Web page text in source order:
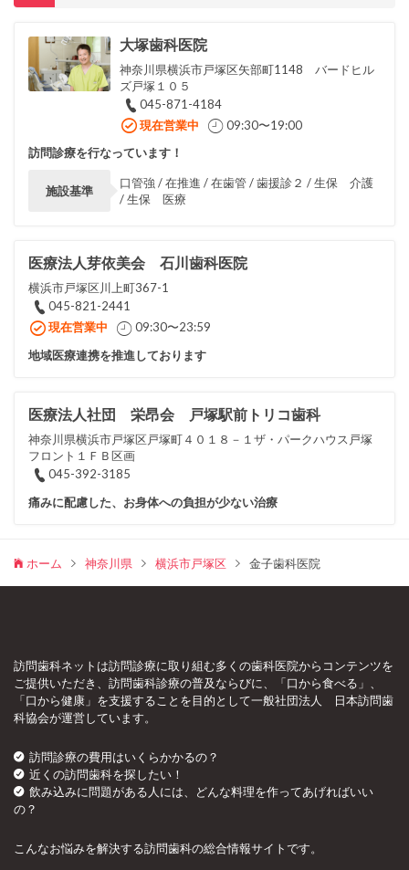
大塚歯科医院
神奈川県横浜市戸塚区矢部町1148 バードヒル
ズ戸塚１０５
045-871-4184
現在営業中
09:30〜19:00
訪問診療を行なっています！
施設基準
口管強 / 在推進 / 在歯管 / 歯援診２ / 生保 介護
/ 生保 医療
医療法人芽依美会 石川歯科医院
横浜市戸塚区川上町367-1
045-821-2441
現在営業中
09:30〜23:59
地域医療連携を推進しております
医療法人社団 栄昂会 戸塚駅前トリコ歯科
神奈川県横浜市戸塚区戸塚町４０１８－１ザ・パークハウス戸塚
フロント１ＦＢ区画
045-392-3185
痛みに配慮した、お身体への負担が少ない治療
ホーム 神奈川県 横浜市戸塚区 金子歯科医院
訪問歯科ネットは訪問診療に取り組む多くの歯科医院からコンテンツを
ご提供いただき、訪問歯科診療の普及ならびに、「口から食べる」、
「口から健康」を支援することを目的として一般社団法人 日本訪問歯
科協会が運営しています。
訪問診療の費用はいくらかかるの？
近くの訪問歯科を探したい！
飲み込みに問題がある人には、どんな料理を作ってあげればいい
の？
こんなお悩みを解決する訪問歯科の総合情報サイトです。